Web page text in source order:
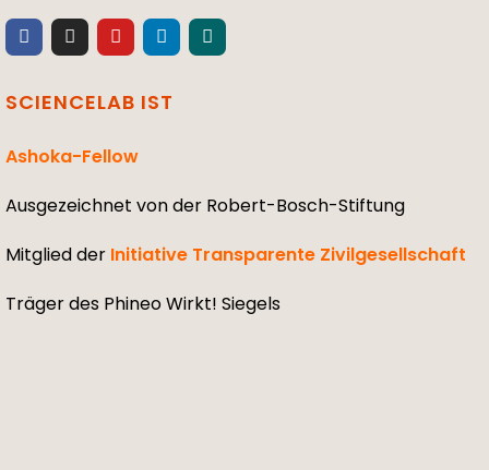
SCIENCELAB IST
Ashoka-Fellow
Ausgezeichnet von der Robert-Bosch-Stiftung
Mitglied der Initiative Transparente Zivilgesellschaft
Träger des Phineo Wirkt! Siegels